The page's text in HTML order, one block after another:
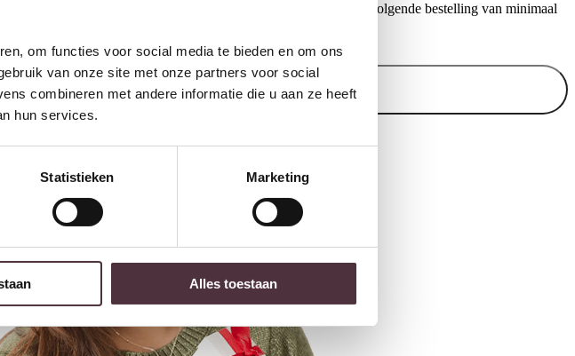
om functies voor social media te bieden en om ons
van onze site met onze partners voor social
combineren met andere informatie die u aan ze heeft
hun services.
Statistieken Marketing
Alles toestaan
aan voor onze nieuwsbrief en ontvang €20,- shoptegoed voor uw volgende bestelling van minimaal
Inschrijven